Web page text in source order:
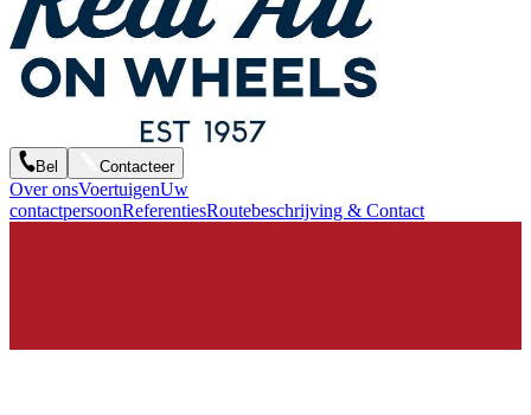
Bel Contacteer
Over onsVoertuigenUw
contactpersoonReferentiesRoutebeschrijving & Contact